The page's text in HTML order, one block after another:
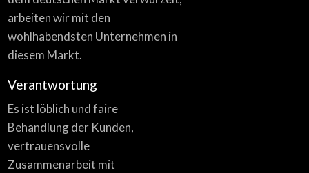
arbeiten wir mit den
wohlhabendsten Unternehmen in
diesem Markt.
Verantwortung
Es ist löblich und faire
Behandlung der Kunden,
vertrauensvolle
Zusammenarbeit mit